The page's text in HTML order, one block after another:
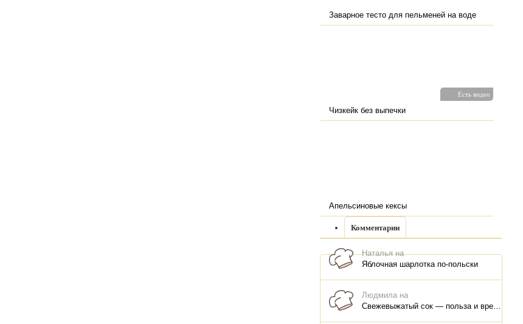
Заварное тесто для пельменей на воде
Есть видео
Чизкейк без выпечки
Апельсиновые кексы
Комментарии
Наталья на
Яблочная шарлотка по-польски
Людмила на
Свежевыжатый сок — польза и вред, как правильно пить, как хранить